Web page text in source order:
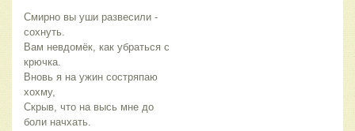
Смирно вы уши развесили -
сохнуть.
Вам невдомёк, как убраться с
крючка.
Вновь я на ужин состряпаю
хохму,
Скрыв, что на высь мне до
боли начхать.